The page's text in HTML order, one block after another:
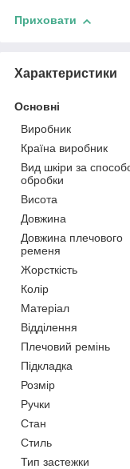
Приховати
Характеристики
Основні
Виробник
Країна виробник
Вид шкіри за
обробки
Висота
Довжина
Довжина плечового
ременя
Жорсткість
Колір
Матеріал
Відділення
Плечовий ремінь
Підкладка
Розмір
Ручки
Стан
Стиль
Тип застежки